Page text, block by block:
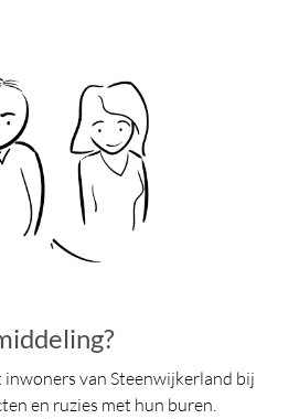
van Steenwijkerland bij
en ruzies met hun buren.